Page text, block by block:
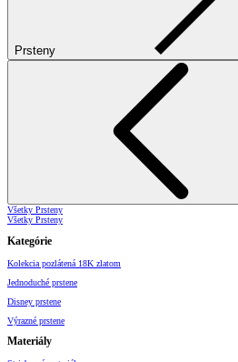
Prsteny
Všetky Prsteny
Všetky Prsteny
Kategórie
Kolekcia pozlátená 18K zlatom
Jednoduché prstene
Disney prstene
Výrazné prstene
Materiály